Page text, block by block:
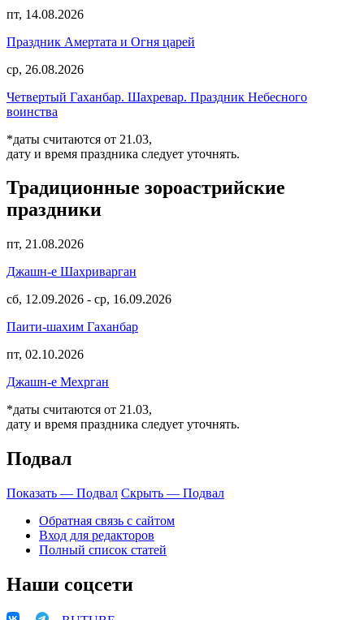
пт, 14.08.2026
Праздник Амертата и Огня царей
ср, 26.08.2026
Четвертый Гаханбар. Шахревар. Праздник Небесного
воинства
*даты считаются от 21.03,
дату и время праздника следует уточнять.
Традиционные зороастрийские
праздники
пт, 21.08.2026
Джашн-е Шахриварган
сб, 12.09.2026 - ср, 16.09.2026
Паити-шахим Гаханбар
пт, 02.10.2026
Джашн-е Мехрган
*даты считаются от 21.03,
дату и время праздника следует уточнять.
Подвал
Показать — Подвал Скрыть — Подвал
Обратная связь с сайтом
Вход для редакторов
Полный список статей
Наши соцсети